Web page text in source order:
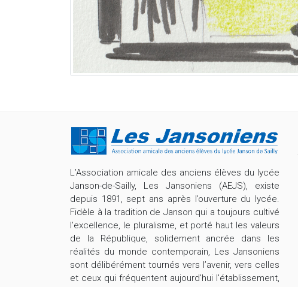
L’Association amicale des anciens élèves du lycée
Janson-de-Sailly, Les Jansoniens (AEJS), existe
depuis 1891, sept ans après l’ouverture du lycée.
Fidèle à la tradition de Janson qui a toujours cultivé
l’excellence, le pluralisme, et porté haut les valeurs
de la République, solidement ancrée dans les
réalités du monde contemporain, Les Jansoniens
sont délibérément tournés vers l’avenir, vers celles
et ceux qui fréquentent aujourd'hui l'établissement,